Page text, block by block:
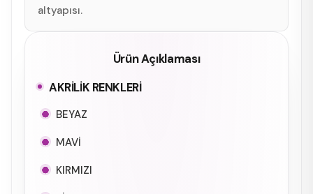
altyapısı.
Ürün Açıklaması
AKRİLİK RENKLERİ
BEYAZ
MAVİ
KIRMIZI